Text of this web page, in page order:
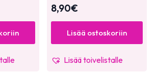
8,90€
Lisää ostoskoriin
Lisää toivelistalle